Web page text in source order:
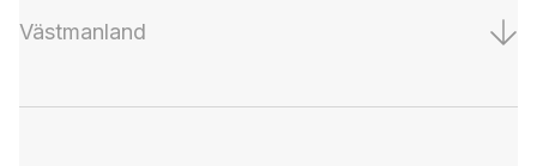
Västmanland